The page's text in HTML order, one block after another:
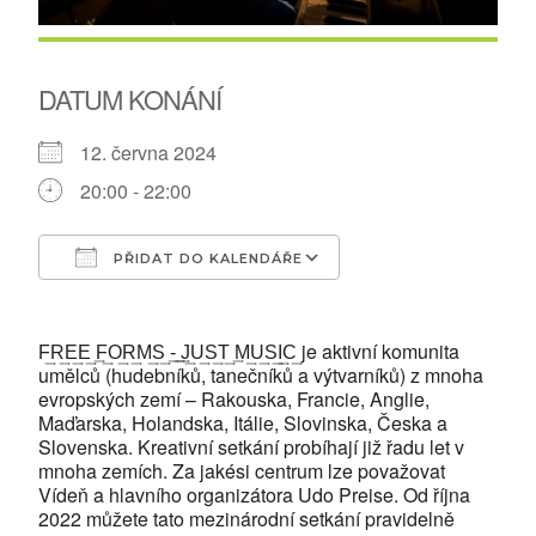
DATUM KONÁNÍ
12. června 2024
20:00 - 22:00
PŘIDAT DO KALENDÁŘE
F͢R͢E͢E͢ ͢F͢O͢R͢M͢S͢ ͢-͢ ͢J͢U͢S͢T͢ ͢M͢U͢S͢I͢C͢ je aktivní komunita
umělců (hudebníků, tanečníků a výtvarníků) z mnoha
evropských zemí – Rakouska, Francie, Anglie,
Maďarska, Holandska, Itálie, Slovinska, Česka a
Slovenska. Kreativní setkání probíhají již řadu let v
mnoha zemích. Za jakési centrum lze považovat
Vídeň a hlavního organizátora Udo Preise. Od října
2022 můžete tato mezinárodní setkání pravidelně